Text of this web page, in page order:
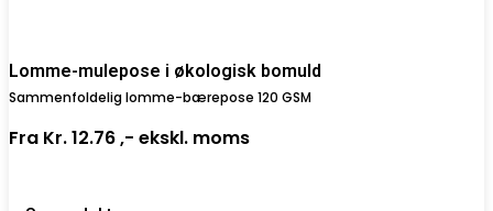
Lomme-mulepose i økologisk bomuld
Sammenfoldelig lomme-bærepose 120 GSM
Fra Kr. 12.76 ,- ekskl. moms